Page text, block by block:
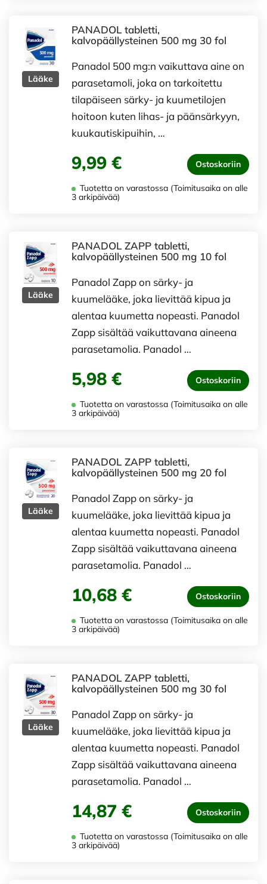
Lääke
PANADOL tabletti,
kalvopäällysteinen 500 mg 30 fol
Panadol 500 mg:n vaikuttava aine on
parasetamoli, joka on tarkoitettu
tilapäiseen särky- ja kuumetilojen
hoitoon kuten lihas- ja päänsärkyyn,
kuukautiskipuihin, …
9,99 € Ostoskoriin
Tuotetta on varastossa (Toimitusaika on alle
3 arkipäivää)
Lääke
PANADOL ZAPP tabletti,
kalvopäällysteinen 500 mg 10 fol
Panadol Zapp on särky- ja
kuumelääke, joka lievittää kipua ja
alentaa kuumetta nopeasti. Panadol
Zapp sisältää vaikuttavana aineena
parasetamolia. Panadol …
5,98 € Ostoskoriin
Tuotetta on varastossa (Toimitusaika on alle
3 arkipäivää)
Lääke
PANADOL ZAPP tabletti,
kalvopäällysteinen 500 mg 20 fol
Panadol Zapp on särky- ja
kuumelääke, joka lievittää kipua ja
alentaa kuumetta nopeasti. Panadol
Zapp sisältää vaikuttavana aineena
parasetamolia. Panadol …
10,68 € Ostoskoriin
Tuotetta on varastossa (Toimitusaika on alle
3 arkipäivää)
Lääke
PANADOL ZAPP tabletti,
kalvopäällysteinen 500 mg 30 fol
Panadol Zapp on särky- ja
kuumelääke, joka lievittää kipua ja
alentaa kuumetta nopeasti. Panadol
Zapp sisältää vaikuttavana aineena
parasetamolia. Panadol …
14,87 € Ostoskoriin
Tuotetta on varastossa (Toimitusaika on alle
3 arkipäivää)